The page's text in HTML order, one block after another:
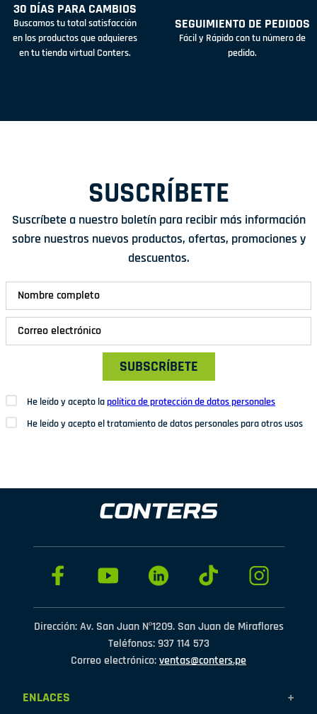
30 DÍAS PARA CAMBIOS
Buscamos tu total satisfacción
en los productos que adquieres
en tu tienda virtual Conters.
SEGUIMIENTO DE PEDIDOS
Fácil y Rápido con tu número de
pedido.
SUSCRÍBETE
Suscríbete a nuestro boletín para recibir más información
sobre nuestros nuevos productos, ofertas, promociones y
descuentos.
SUBSCRÍBETE
He leído y acepto lapolítica de protección de datos personales
He leído y acepto el tratamiento de datos personales para otros usos
Dirección: Av. San Juan Nº1209. San Juan de Miraflores
Teléfonos: 937 114 573
Correo electrónico:ventas@conters.pe
ENLACES +